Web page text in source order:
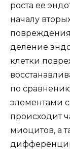
роста ее
началу
деление
клетки
по
элементами
происходит
миоцитов, а